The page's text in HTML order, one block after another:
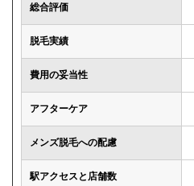
総合評価
脱毛実績
費用の妥当性
アフターケア
メンズ脱毛への配慮
駅アクセスと店舗数